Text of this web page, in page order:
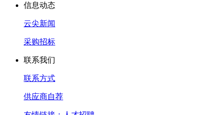
信息动态
云尖新闻
采购招标
联系我们
联系方式
供应商自荐